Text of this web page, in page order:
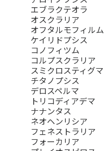
エブラクテオラ
オスクラリア
オフタルモフィルム
ケイリドプシス
コノフィツム
コルプスクラリア
スミクロスティグマ
チタノプシス
デロスペルマ
トリコディアデマ
ナナンタス
ネオヘンリシア
フェネストラリア
フォーカリア